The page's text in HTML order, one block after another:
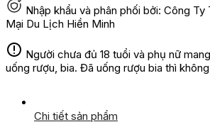
Nhập khẩu và phân phối bởi: Công
Mại Du Lịch Hiền Minh
Người chưa đủ 18 tuổi và phụ nữ
uống rượu, bia. Đã uống rượu bia thì
Chi tiết sản phẩm